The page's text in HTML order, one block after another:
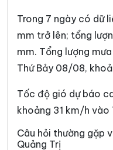
Xã Lìa
Xã Nam Ba Đồn
Xã Nam Gianh
Xã Phong Nha
Xã Quảng Trạch
Trong 7 ngày có dữ
mm trở lên; tổng
mm. Tổng lượng
Thứ Bảy 08/08,
Tốc độ gió dự báo
khoảng 31 km/h vào
Câu hỏi thường gặp
Quảng Trị